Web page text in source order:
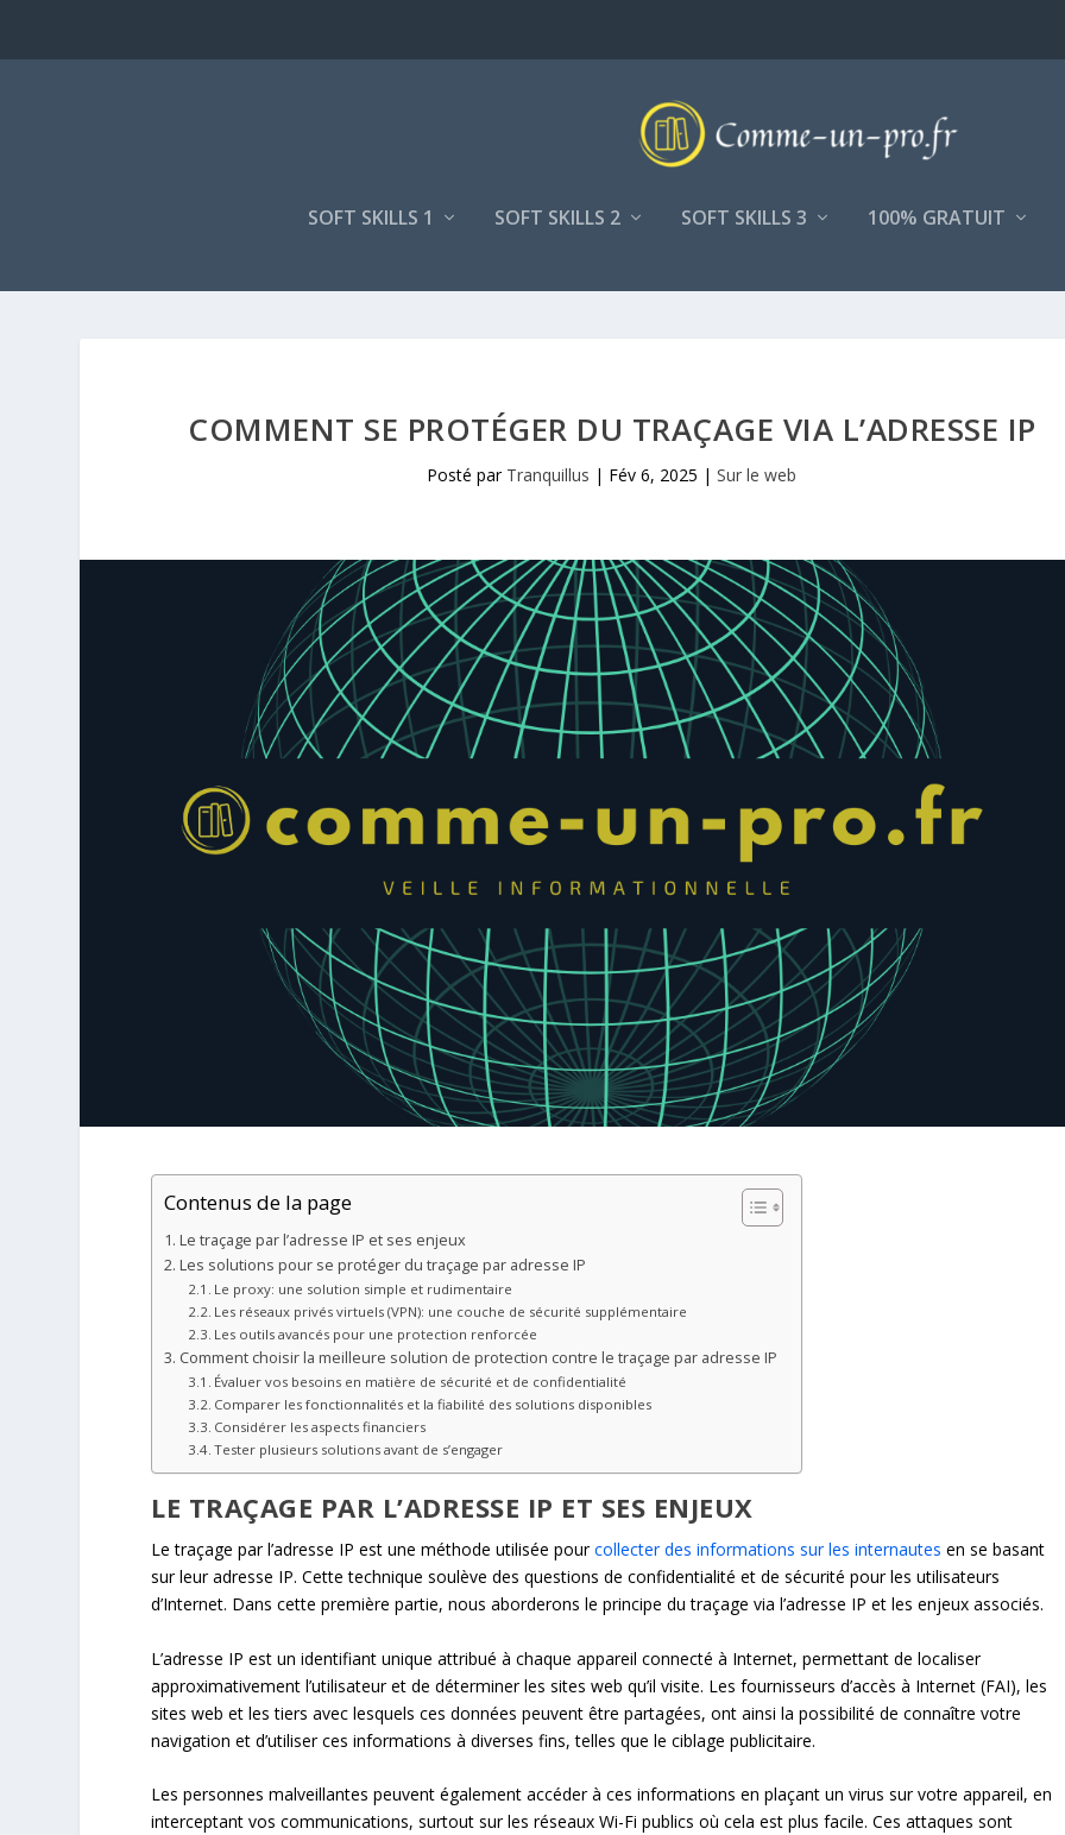
SOFT SKILLS 1 SOFT SKILLS 2 SOFT SKILLS 3 100% GRATUIT
COMMENT SE PROTÉGER DU TRAÇAGE VIA L’ADRESSE IP
Posté par Tranquillus | Fév 6, 2025 |Sur le web
Contenus de la page
Le traçage par l’adresse IP et ses enjeux
Les solutions pour se protéger du traçage par adresse IP
Le proxy: une solution simple et rudimentaire
Les réseaux privés virtuels (VPN): une couche de sécurité supplémentaire
Les outils avancés pour une protection renforcée
Comment choisir la meilleure solution de protection contre le traçage par adresse IP
Évaluer vos besoins en matière de sécurité et de confidentialité
Comparer les fonctionnalités et la fiabilité des solutions disponibles
Considérer les aspects financiers
Tester plusieurs solutions avant de s’engager
LE TRAÇAGE PAR L’ADRESSE IP ET SES ENJEUX
Le traçage par l’adresse IP est une méthode utilisée pourcollecter des informations sur les internautes en se basant
sur leur adresse IP. Cette technique soulève des questions de confidentialité et de sécurité pour les utilisateurs
d’Internet. Dans cette première partie, nous aborderons le principe du traçage via l’adresse IP et les enjeux associés.
L’adresse IP est un identifiant unique attribué à chaque appareil connecté à Internet, permettant de localiser
approximativement l’utilisateur et de déterminer les sites web qu’il visite. Les fournisseurs d’accès à Internet (FAI), les
sites web et les tiers avec lesquels ces données peuvent être partagées, ont ainsi la possibilité de connaître votre
navigation et d’utiliser ces informations à diverses fins, telles que le ciblage publicitaire.
Les personnes malveillantes peuvent également accéder à ces informations en plaçant un virus sur votre appareil, en
interceptant vos communications, surtout sur les réseaux Wi-Fi publics où cela est plus facile. Ces attaques sont